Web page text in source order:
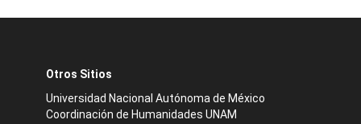
Otros Sitios
Universidad Nacional Autónoma de México
Coordinación de Humanidades UNAM